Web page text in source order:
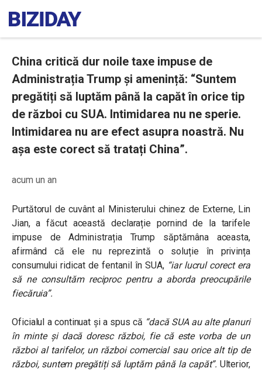
China critică dur noile taxe impuse de
Administrația Trump și amenință: “Suntem
pregătiți să luptăm până la capăt în orice tip
de război cu SUA. Intimidarea nu ne sperie.
Intimidarea nu are efect asupra noastră. Nu
așa este corect să tratați China”.
acum un an
Purtătorul de cuvânt al Ministerului chinez de Externe, Lin
Jian,a făcut această declarație pornind de la tarifele
impuse de Administrația Trump săptămâna aceasta,
afirmând că ele nu reprezintă o soluție în privința
consumului ridicat de fentanil în SUA, “iar lucrul corect era
să ne consultăm reciproc pentru a aborda preocupările
fiecăruia”.
Oficialul a continuat și a spus că “dacă SUA au alte planuri
în minte și dacă doresc război, fie că este vorba de un
război al tarifelor, un război comercial sau orice alt tip de
război, suntem pregătiți să luptăm până la capăt”. Ulterior,